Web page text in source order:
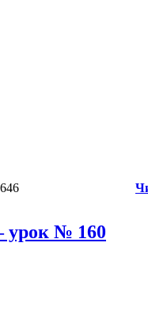
урок № 160